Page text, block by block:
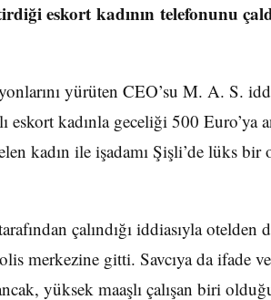
eskort kadının telefonunu
yürüten CEO’su M. A. S.
kadınla geceliği 500 Euro’ya
kadın ile işadamı Şişli’de lüks bir
çalındığı iddiasıyla otelden
merkezine gitti. Savcıya da ifade
yüksek maaşlı çalışan biri